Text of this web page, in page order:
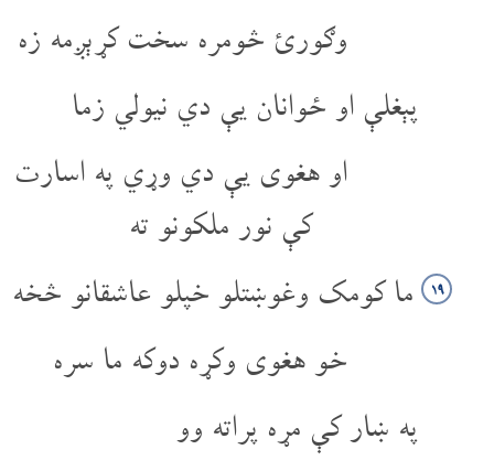
وګورئ څومره سخت کړېږمه زه
پېغلې او ځوانان یې دي نیولي زما
او هغوی یې دي وړي په اسارت
کې نور ملکونو ته
۱۹ ما کومک وغوښتلو خپلو عاشقانو څخه
خو هغوی وکړه دوکه ما سره
په ښار کې مړه پراته وو